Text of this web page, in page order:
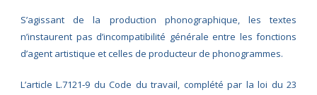
S’agissant de la production phonographique, les textes
n’instaurent pas d’incompatibilité générale entre les fonctions
d’agent artistique et celles de producteur de phonogrammes.
L’article L.7121‑9 du Code du travail, complété par la loi du 23